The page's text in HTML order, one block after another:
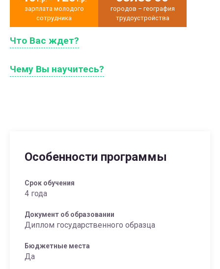
зарплата молодого
сотрудника
городов – география
трудоустройства
Что Вас ждет?
Чему Вы научитесь?
Особенности программы
Срок обучения
4 года
Документ об образовании
Диплом государственного образца
Бюджетные места
Да